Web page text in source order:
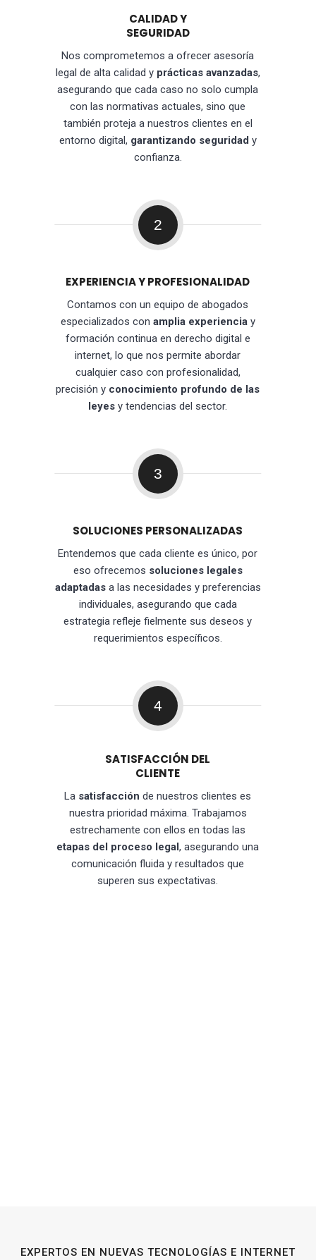
CALIDAD Y
SEGURIDAD
Nos comprometemos a ofrecer asesoría
legal de alta calidad y prácticas avanzadas,
asegurando que cada caso no solo cumpla
con las normativas actuales, sino que
también proteja a nuestros clientes en el
entorno digital, garantizando seguridad y
confianza.
2
EXPERIENCIA Y PROFESIONALIDAD
Contamos con un equipo de abogados
especializados con amplia experienciay
formación continua en derecho digital e
internet, lo que nos permite abordar
cualquier caso con profesionalidad,
precisión y conocimiento profundo de las
leyes y tendencias del sector.
3
SOLUCIONES PERSONALIZADAS
Entendemos que cada cliente es único, por
eso ofrecemos soluciones legales
adaptadasa las necesidades y preferencias
individuales, asegurando que cada
estrategia refleje fielmente sus deseos y
requerimientos específicos.
4
SATISFACCIÓN DEL
CLIENTE
La satisfacción de nuestros clientes es
nuestra prioridad máxima. Trabajamos
estrechamente con ellos en todas las
etapas del proceso legal, asegurando una
comunicación fluida y resultados que
superen sus expectativas.
EXPERTOS EN NUEVAS TECNOLOGÍAS E INTERNET